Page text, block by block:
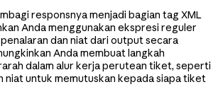
responsnya menjadi bagian tag XML
Anda menggunakan ekspresi reguler
dan niat dari output secara
Anda membuat langkah
dalam alur kerja perutean tiket, seperti
niat untuk memutuskan kepada siapa tiket